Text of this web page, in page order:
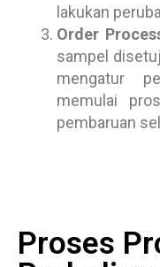
lakukan
Order
sampel
mengatur
memulai
pembaruan
Proses